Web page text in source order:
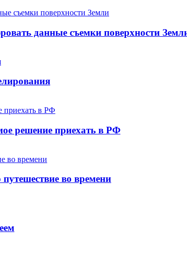
данные съемки поверхности
решение приехать в РФ
во времени